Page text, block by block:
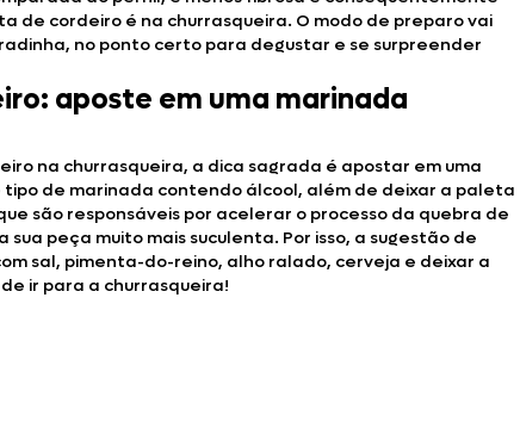
de cordeiro é na churrasqueira. O modo de preparo vai
no ponto certo para degustar e se surpreender
aposte em uma marinada
na churrasqueira, a dica sagrada é apostar em uma
de marinada contendo álcool, além de deixar a paleta
são responsáveis por acelerar o processo da quebra de
peça muito mais suculenta. Por isso, a sugestão de
sal, pimenta-do-reino, alho ralado, cerveja e deixar a
ir para a churrasqueira!